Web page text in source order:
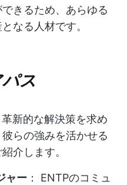
きるため、あらゆる
なる人材です。
ス
新的な解決策を求め
らの強みを活かせる
介します。
ャー ： ENTPのコミュ